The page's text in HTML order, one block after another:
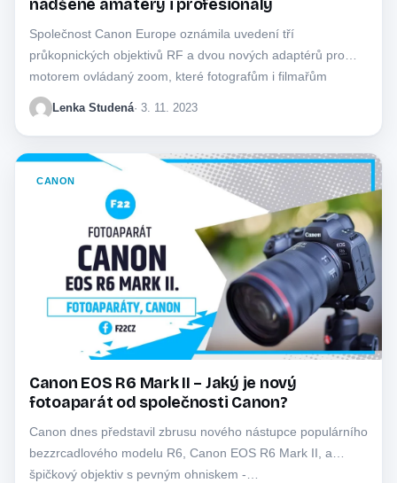
nadšené amatéry i profesionály
Společnost Canon Europe oznámila uvedení tří
průkopnických objektivů RF a dvou nových adaptérů pro
motorem ovládaný zoom, které fotografům i filmařům
všech…
Lenka Studená· 3. 11. 2023
CANON
Canon EOS R6 Mark II – Jaký je nový
fotoaparát od společnosti Canon?
Canon dnes představil zbrusu nového nástupce populárního
bezzrcadlového modelu R6, Canon EOS R6 Mark II, a
špičkový objektiv s pevným ohniskem -…